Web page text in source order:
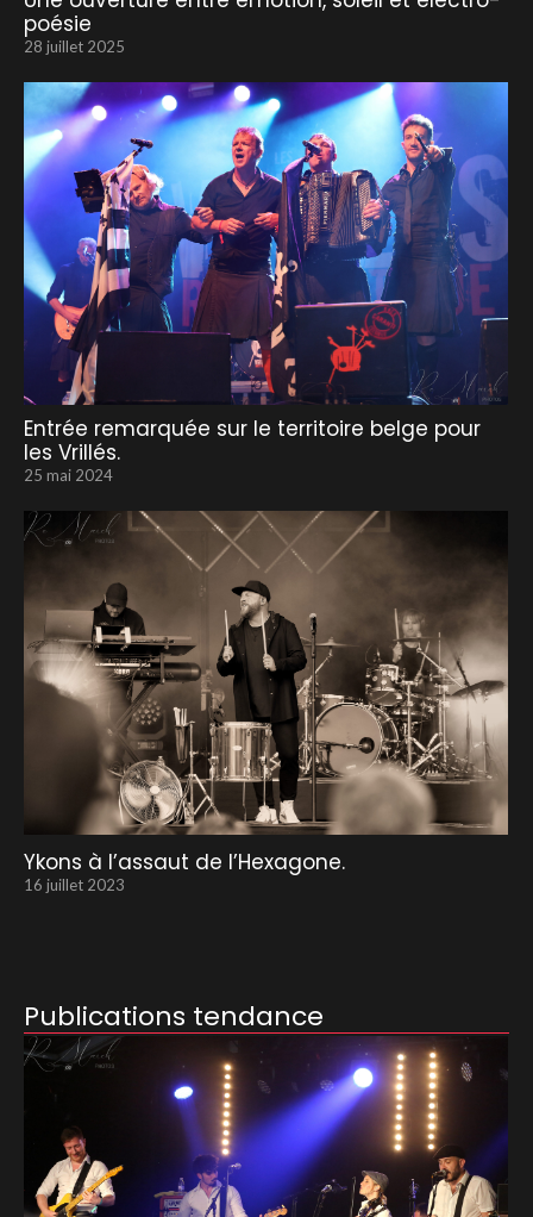
poésie
28 juillet 2025
Entrée remarquée sur le territoire belge pour
les Vrillés.
25 mai 2024
Ykons à l’assaut de l’Hexagone.
16 juillet 2023
Publications tendance